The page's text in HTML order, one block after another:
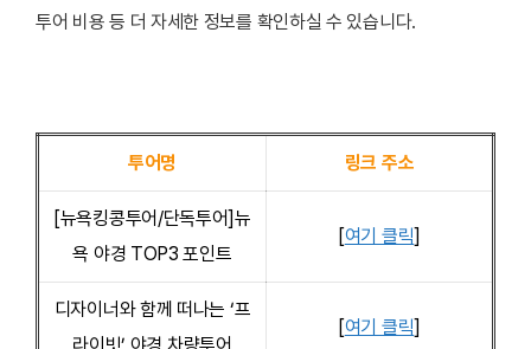
투어 비용 등 더 자세한 정보를 확인하실 수 있습니다.
투어명 링크 주소
[뉴욕킹콩투어/단독투어]뉴
욕 야경 TOP3 포인트
[여기 클릭]
디자이너와 함께 떠나는 ‘프
[여기 클릭]